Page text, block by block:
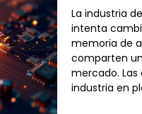
La industria
intenta
memoria de
comparten
mercado. Las
industria en